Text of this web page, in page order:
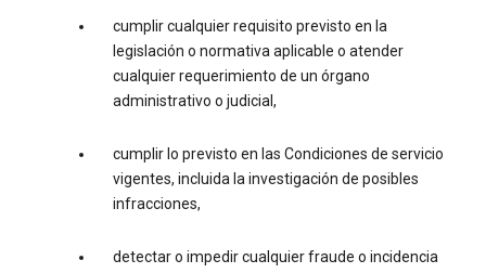
cumplir cualquier requisito previsto en la
legislación o normativa aplicable o atender
cualquier requerimiento de un órgano
administrativo o judicial,
cumplir lo previsto en las Condiciones de servicio
vigentes, incluida la investigación de posibles
infracciones,
detectar o impedir cualquier fraude o incidencia